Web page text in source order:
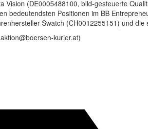
Vision (DE0005488100, bild-gesteuerte
bedeutendsten Positionen im BB
Swatch (CH0012255151) und
kurier.at)